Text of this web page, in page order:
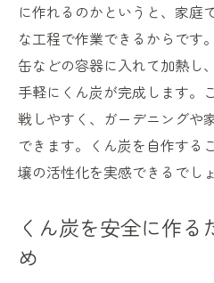
に作れるのかというと、家庭
な工程で作業できるからです
缶などの容器に入れて加熱し
手軽にくん炭が完成します。
戦しやすく、ガーデニングや
できます。くん炭を自作する
壌の活性化を実感できるでしょ
くん炭を安全に作る
め